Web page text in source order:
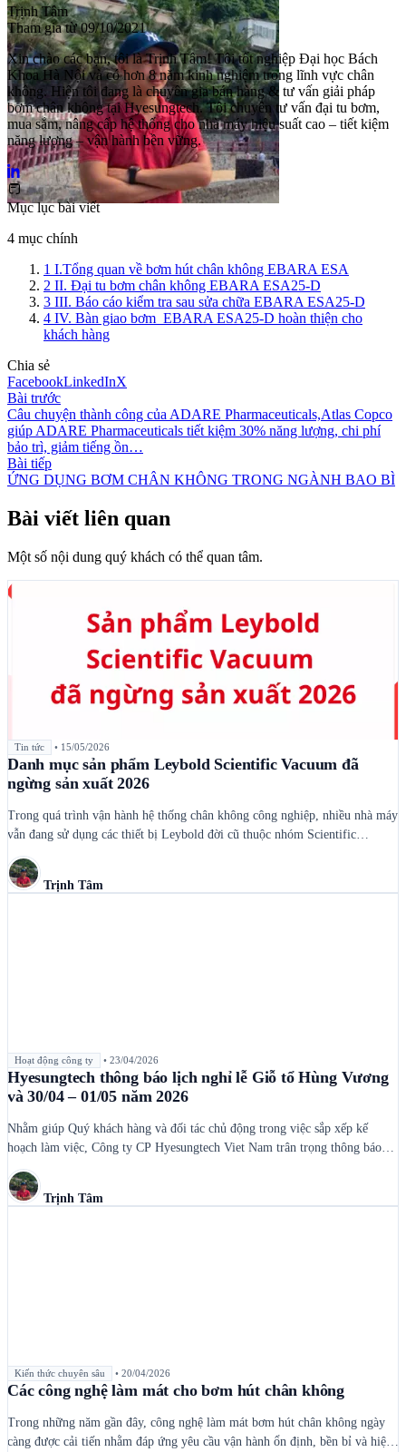
Trịnh Tâm
Tham gia từ09/10/2021
Xin chào các bạn, tôi là Trịnh Tâm! Tôi tốt nghiệp Đại học Bách
Khoa Hà Nội và có hơn 8 năm kinh nghiệm trong lĩnh vực chân
không. Hiện tôi đang là chuyên gia bán hàng & tư vấn giải pháp
bơm chân không tại Hyesungtech. Tôi chuyên tư vấn đại tu bơm,
mua sắm, nâng cấp hệ thống cho nhà máy hiệu suất cao – tiết kiệm
năng lượng – vận hành bền vững.
Mục lục bài viết
4 mục chính
1 I.Tổng quan về bơm hút chân không EBARA ESA
2 II. Đại tu bơm chân không EBARA ESA25-D
3 III. Báo cáo kiểm tra sau sửa chữa EBARA ESA25-D
4 IV. Bàn giao bơm EBARA ESA25-D hoàn thiện cho
khách hàng
Chia sẻ
FacebookLinkedInX
Bài trước
Câu chuyện thành công của ADARE Pharmaceuticals,Atlas Copco
giúp ADARE Pharmaceuticals tiết kiệm 30% năng lượng, chi phí
bảo trì, giảm tiếng ồn…
Bài tiếp
ỨNG DỤNG BƠM CHÂN KHÔNG TRONG NGÀNH BAO BÌ
Bài viết liên quan
Một số nội dung quý khách có thể quan tâm.
Tin tức • 15/05/2026
Danh mục sản phẩm Leybold Scientific Vacuum đã
ngừng sản xuất 2026
Trong quá trình vận hành hệ thống chân không công nghiệp, nhiều nhà máy
vẫn đang sử dụng các thiết bị Leybold đời cũ thuộc nhóm Scientific
Vacuum, bao gồm bơm cryo, đồng hồ đo chân không, bơm turbo phân tử,
hệ thống bơm và máy dò rò rỉ helium. Tuy nhiên, một số dòng […]
Trịnh Tâm
Hoạt động công ty • 23/04/2026
Hyesungtech thông báo lịch nghỉ lễ Giỗ tổ Hùng Vương
và 30/04 – 01/05 năm 2026
Nhằm giúp Quý khách hàng và đối tác chủ động trong việc sắp xếp kế
hoạch làm việc, Công ty CP Hyesungtech Viet Nam trân trọng thông báo
lịch nghỉ lễ Giỗ Tổ Hùng Vương (10/03 Âm lịch) và kỳ nghỉ đại lễ 30/04 –
01/05 năm 2026. Đây là những dịp lễ lớn, mang […]
Trịnh Tâm
Kiến thức chuyên sâu • 20/04/2026
Các công nghệ làm mát cho bơm hút chân không
Trong những năm gần đây, công nghệ làm mát bơm hút chân không ngày
càng được cải tiến nhằm đáp ứng yêu cầu vận hành ổn định, bền bỉ và hiệu